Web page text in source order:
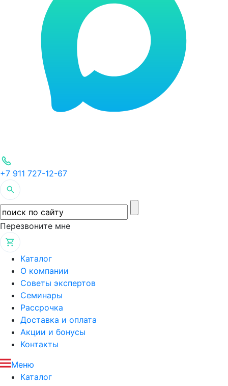
+7 911 727-12-67
Перезвоните мне
Каталог
О компании
Советы экспертов
Семинары
Рассрочка
Доставка и оплата
Акции и бонусы
Контакты
Меню
Каталог